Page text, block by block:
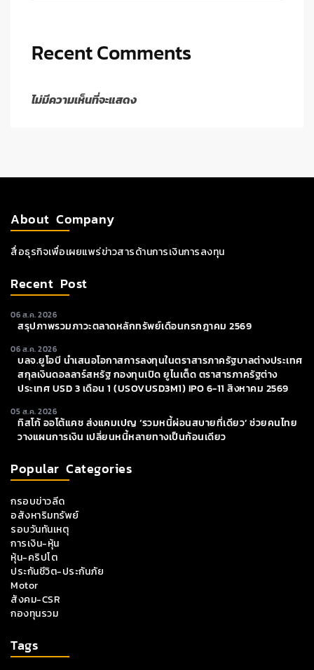
Recent Comments
ไม่มีความเห็นที่จะแสดง
About Company
สื่อธุรกิจเพื่อเผยแพร่ข่าวสารด้านการเงินการลงทุน
Recent Post
06 ส.ค. 2026
สรุปภาพรวมภาวะตลาดหลักทรัพย์เดือนกรกฎาคม 2569
06 ส.ค. 2026
บลจ.ยูโอบี นำเสนอโอกาสการลงทุนในตราสารภาครัฐบาลต่างประเทศ
สกุลเงินดอลลาร์สหรัฐ กองทุนเปิด ยูไนเต็ด ตราสารภาครัฐต่าง
ประเทศ USD 3 เดือน 1 (USOVUSD3M1) IPO 6-11 สิงหาคม 2569
05 ส.ค. 2026
ทิสโก้ ออโต้แคช ส่งแคมเปญ ‘รวมหนี้ผ่อนสบายที่เดียว’ ช่วยคนไทย
วางแผนการเงิน เปลี่ยนหนี้หลายทางเป็นก้อนเดียว
Popular Categories
กรอบข่าวลีด
อสังหาริมทรัพย์
รอบวันทันเหตุ
การเงิน-หุ้น
หุ้น-คริปโต
ประกันชีวิต-ประกันภัย
Motor
สังคม-CSR
กองทุนรวม
Tags